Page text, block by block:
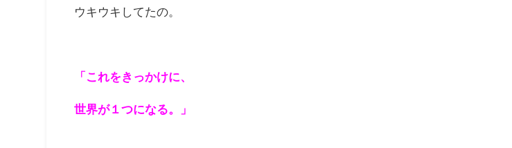
ウキウキしてたの。
「これをきっかけに、
世界が１つになる。」